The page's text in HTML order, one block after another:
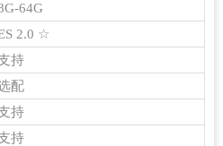
64G
2.0 ☆
持
配
持
持